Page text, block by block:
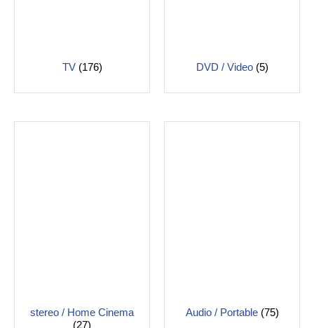
TV (176) DVD / Video (5)
stereo / Home Cinema
(27)
Audio / Portable (75)